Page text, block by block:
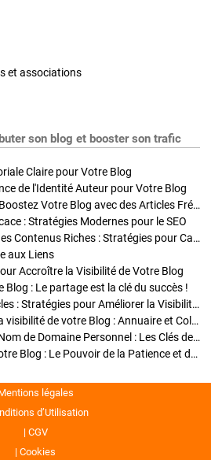
et associations
son blog et booster son trafic
Claire pour Votre Blog
de l'Identité Auteur pour Votre Blog
Stratégies de Publication : Boostez Votre Blog avec des Articles Fréquents et Exclusifs
: Stratégies Modernes pour le SEO
Enrichir Vos Articles avec des Contenus Riches : Stratégies pour Captiver et Optimiser
aux Liens
Accroître la Visibilité de Votre Blog
Blog : Le partage est la clé du succès !
Optimisation SEO des Articles : Stratégies pour Améliorer la Visibilité de Votre Blog
Stratégies pour améliorer la visibilité de votre Blog : Annuaire et Collaborations
Pourquoi Investir dans un Nom de Domaine Personnel : Les Clés de la Réussite de Votre Blog
Comment Faire Émerger Votre Blog : Le Pouvoir de la Patience et de la Persévérance
légales
d’Utilisation
CGV
Cookies